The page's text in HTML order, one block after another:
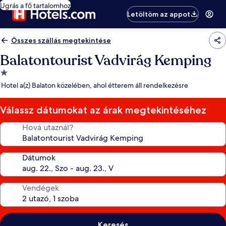
Ugrás a fő tartalomhoz
Letöltöm az appot
Összes szállás megtekintése
Balatontourist Vadvirág Kemping
1.0
csillagos
Hotel a(z) Balaton közelében, ahol étterem áll rendelkezésre
Válassz dátumokat az árak megtekintéséhez
Hová utaznál?
Dátumok
Vendégek